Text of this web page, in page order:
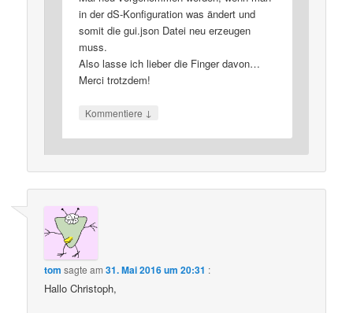
in der dS-Konfiguration was ändert und
somit die gui.json Datei neu erzeugen
muss.
Also lasse ich lieber die Finger davon…
Merci trotzdem!
Kommentiere ↓
tom sagte am31. Mai 2016 um 20:31 :
Hallo Christoph,